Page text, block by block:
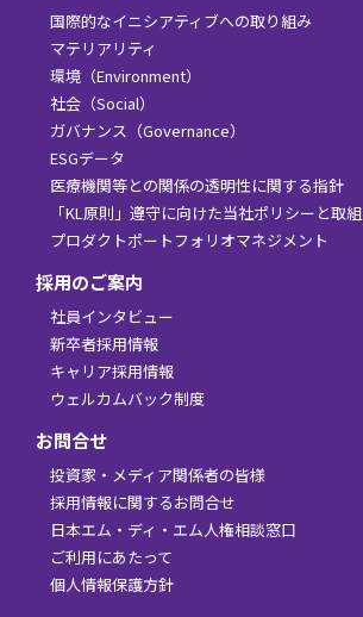
国際的なイニシアティブへの取り組み
マテリアリティ
環境（Environment）
社会（Social）
ガバナンス（Governance）
ESGデータ
医療機関等との関係の透明性に関する指針
「KL原則」遵守に向けた当社ポリシーと取
プロダクトポートフォリオマネジメント
採用のご案内
社員インタビュー
新卒者採用情報
キャリア採用情報
ウェルカムバック制度
お問合せ
投資家・メディア関係者の皆様
採用情報に関するお問合せ
日本エム・ディ・エム人権相談窓口
ご利用にあたって
個人情報保護方針